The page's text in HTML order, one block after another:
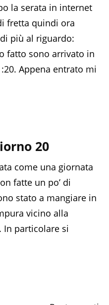
la serata in internet
fretta quindi ora
più al riguardo:
fatto sono arrivato in
Appena entrato mi
20
come una giornata
fatte un po’ di
stato a mangiare in
vicino alla
In particolare si